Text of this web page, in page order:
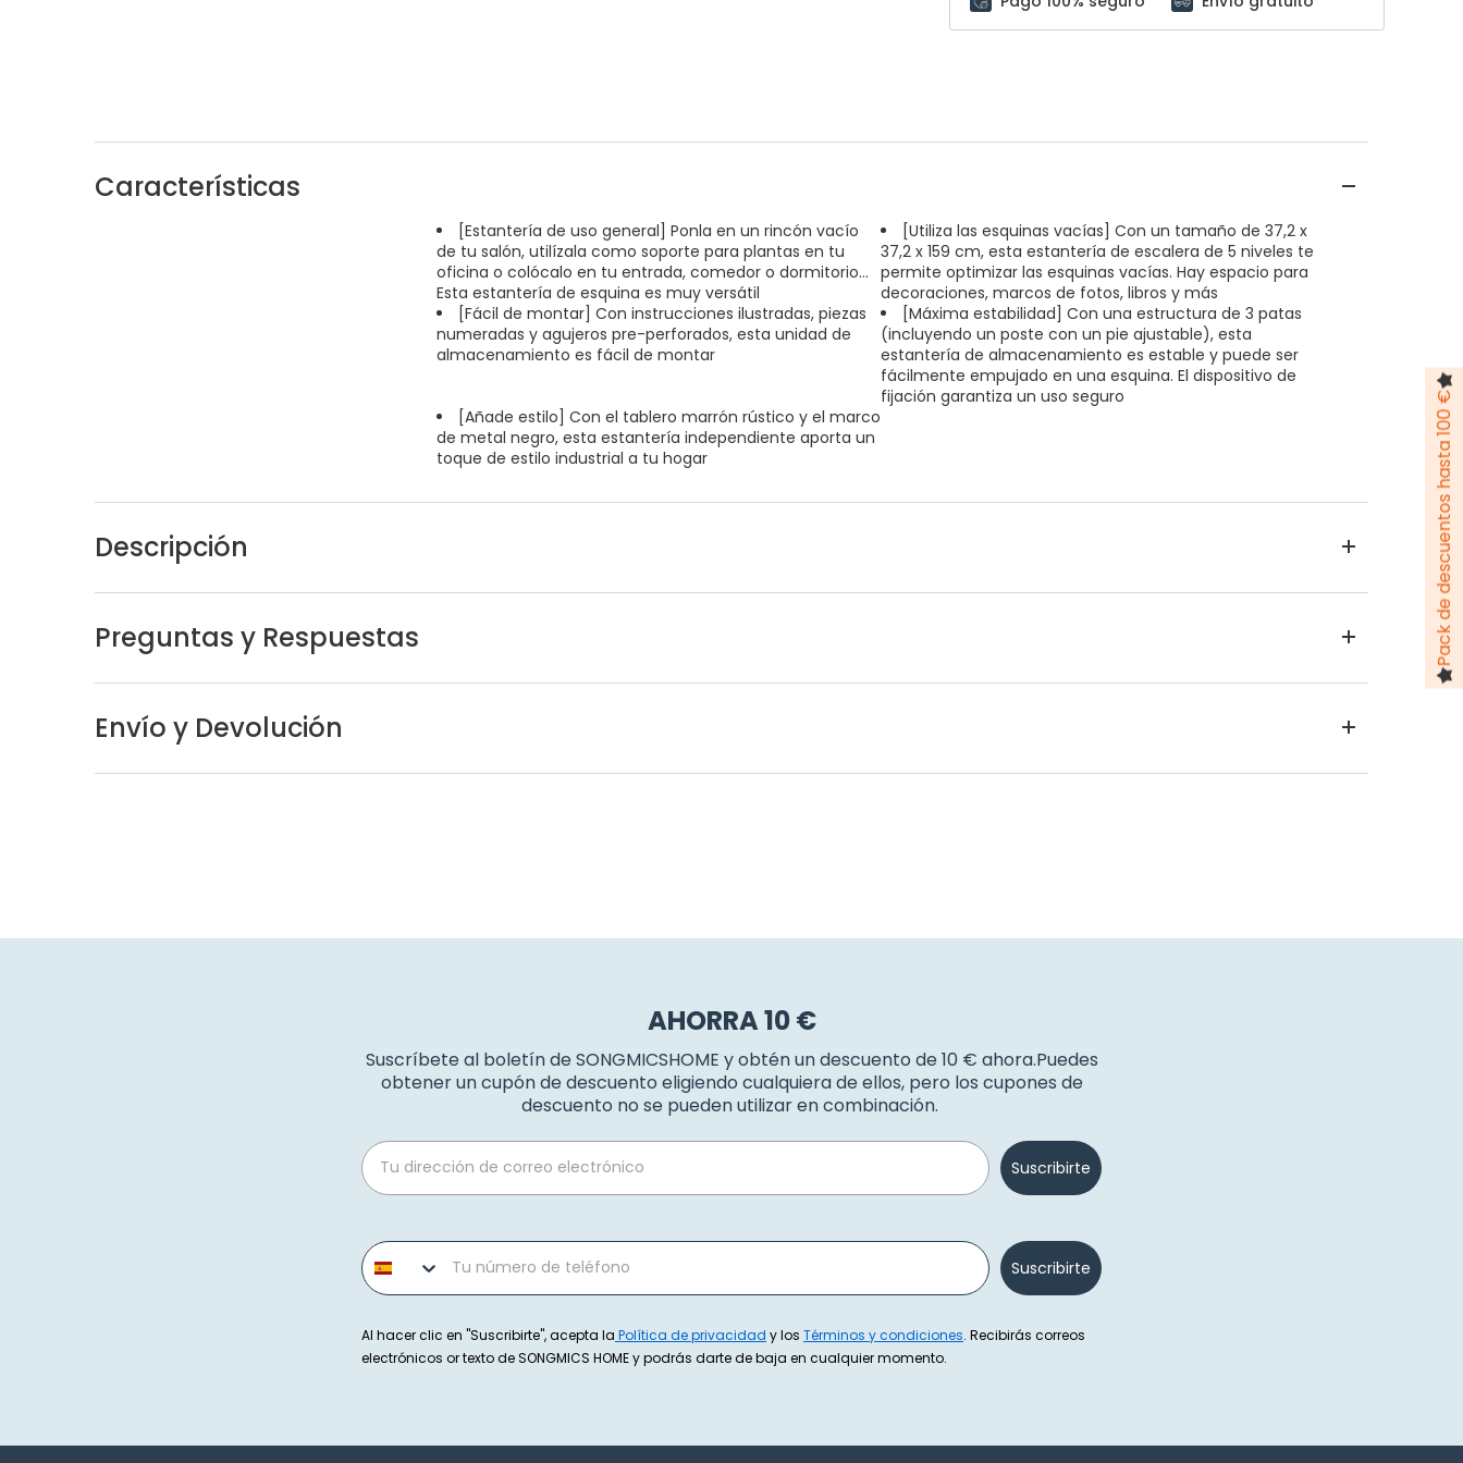
Características
[Estantería de uso general] Ponla en un rincón vacío
de tu salón, utilízala como soporte para plantas en tu
oficina o colócalo en tu entrada, comedor o dormitorio...
Esta estantería de esquina es muy versátil
[Utiliza las esquinas vacías] Con un tamaño de 37,2 x
37,2 x 159 cm, esta estantería de escalera de 5 niveles te
permite optimizar las esquinas vacías. Hay espacio para
decoraciones, marcos de fotos, libros y más
[Fácil de montar] Con instrucciones ilustradas, piezas
numeradas y agujeros pre-perforados, esta unidad de
almacenamiento es fácil de montar
[Máxima estabilidad] Con una estructura de 3 patas
(incluyendo un poste con un pie ajustable), esta
estantería de almacenamiento es estable y puede ser
fácilmente empujado en una esquina. El dispositivo de
fijación garantiza un uso seguro
[Añade estilo] Con el tablero marrón rústico y el marco
de metal negro, esta estantería independiente aporta un
toque de estilo industrial a tu hogar
Descripción
Preguntas y Respuestas
Envío y Devolución
AHORRA 10 €
Suscríbete al boletín de SONGMICSHOME y obtén un descuento de 10 € ahora.Puedes
obtener un cupón de descuento eligiendo cualquiera de ellos, pero los cupones de
descuento no se pueden utilizar en combinación.
Email
Suscribirte
Phone number
Suscribirte
Al hacer clic en "Suscribirte", acepta la Política de privacidad y los Términos y condiciones. Recibirás correos
electrónicos or texto de SONGMICS HOME y podrás darte de baja en cualquier momento.
Pack de descuentos hasta 100 €